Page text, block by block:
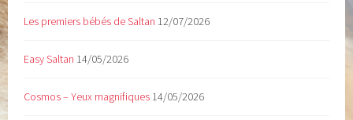
Les premiers bébés de Saltan 12/07/2026
Easy Saltan 14/05/2026
Cosmos – Yeux magnifiques 14/05/2026